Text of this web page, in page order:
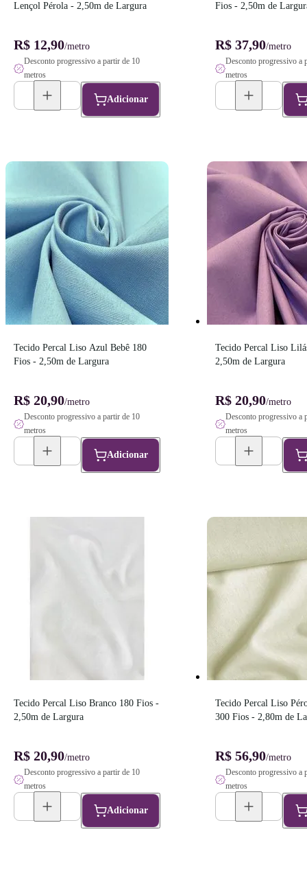
Lençol Pérola - 2,50m de Largura
R$ 12,90/metro
Desconto progressivo a partir de 10
metros
Adicionar
Fios - 2,50m de
R$ 37,90/metro
Desconto progressivo a
metros
Tecido Percal Liso Azul Bebê 180
Fios - 2,50m de Largura
R$ 20,90/metro
Desconto progressivo a partir de 10
metros
Adicionar
Tecido Percal Liso
2,50m de Largura
R$ 20,90/metro
Desconto progressivo a
metros
Tecido Percal Liso Branco 180 Fios -
2,50m de Largura
R$ 20,90/metro
Desconto progressivo a partir de 10
metros
Adicionar
Tecido Percal Liso
300 Fios - 2,80m de
R$ 56,90/metro
Desconto progressivo a
metros